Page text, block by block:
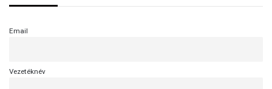
Email
Vezetéknév